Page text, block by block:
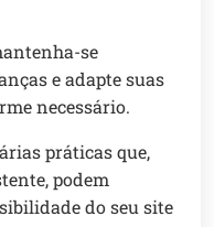
se
e adapte suas
necessário.
práticas que,
podem
do seu site